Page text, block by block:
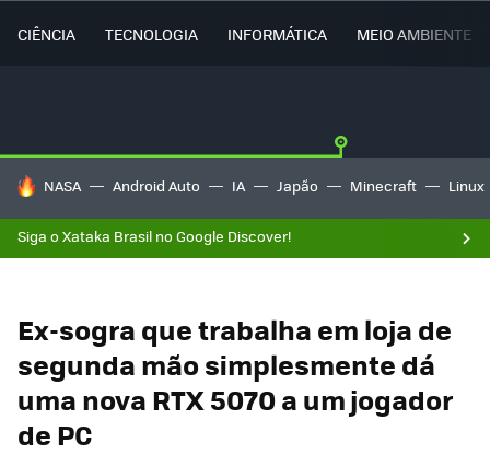
CIÊNCIA TECNOLOGIA INFORMÁTICA MEIO AMBIENTE
TENDÊNCIAS DO DIA
NASA Android Auto IA Japão Minecraft Linux
Siga o Xataka Brasil no Google Discover!
Ex-sogra que trabalha em loja de
segunda mão simplesmente dá
uma nova RTX 5070 a um jogador
de PC